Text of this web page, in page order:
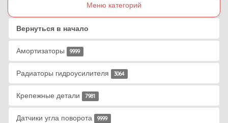
Меню категорий
Вернуться в начало
Амортизаторы 9999
Радиаторы гидроусилителя 3064
Крепежные детали 7981
Датчики угла поворота 9999